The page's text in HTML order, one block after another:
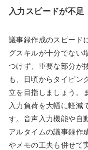
入力スピードが不足
議事録作成のスピード
グスキルが十分でない
つけず、重要な部分が
も、日頃からタイピン
立を目指しましょう。
入力負荷を大幅に軽減
す。音声入力機能や自
アルタイムの議事録作
やメモの工夫も併せて